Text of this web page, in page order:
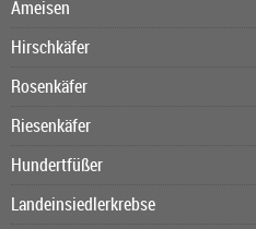
Ameisen
Hirschkäfer
Rosenkäfer
Riesenkäfer
Hundertfüßer
Landeinsiedlerkrebse